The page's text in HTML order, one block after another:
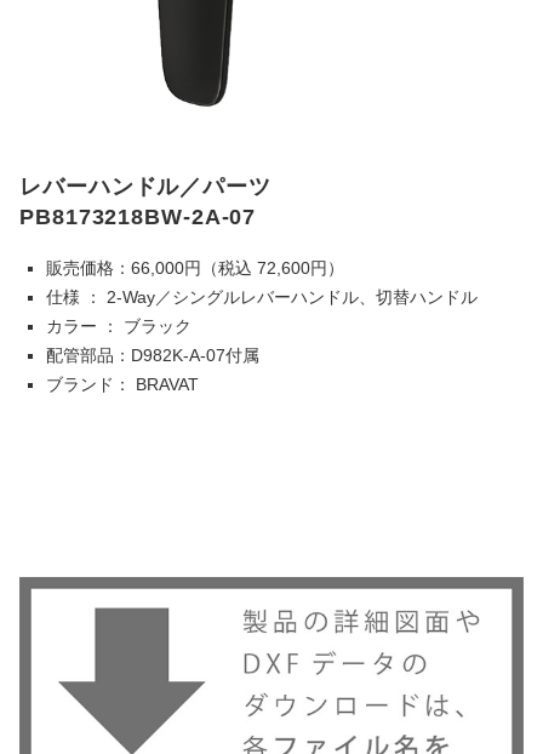
レバーハンドル／パーツ
PB8173218BW-2A-07
販売価格：66,000円（税込 72,600円）
仕様 ： 2-Way／シングルレバーハンドル、切替ハンドル
カラー ： ブラック
配管部品：D982K-A-07付属
ブランド： BRAVAT